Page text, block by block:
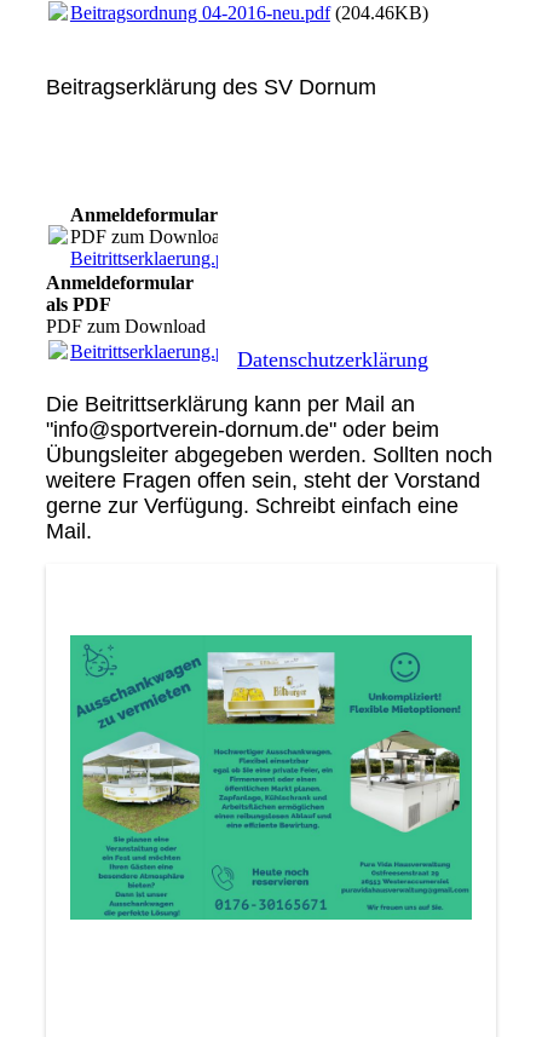
Beitragsordnung 04-2016-neu.pdf(204.46KB)
Beitragserklärung des SV Dornum
Anmeldeformular als PDF
PDF zum Download
Beitrittserklaerung.pdf
Anmeldeformular
als PDF
PDF zum Download
Beitrittserklaerung.pdf(145.25KB)
Datenschutzerklärung
Die Beitrittserklärung kann per Mail an
"info@sportverein-dornum.de" oder beim
Übungsleiter abgegeben werden. Sollten noch
weitere Fragen offen sein, steht der Vorstand
gerne zur Verfügung. Schreibt einfach eine
Mail.